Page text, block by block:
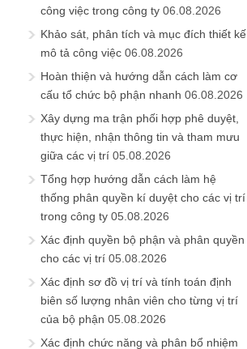
công việc trong công ty 06.08.2026
Khảo sát, phân tích và mục đích thiết kế
mô tả công việc 06.08.2026
Hoàn thiện và hướng dẫn cách làm cơ
cấu tổ chức bộ phận nhanh 06.08.2026
Xây dựng ma trận phối hợp phê duyệt,
thực hiện, nhận thông tin và tham mưu
giữa các vị trí 05.08.2026
Tổng hợp hướng dẫn cách làm hệ
thống phân quyền kí duyệt cho các vị trí
trong công ty 05.08.2026
Xác định quyền bộ phận và phân quyền
cho các vị trí 05.08.2026
Xác định sơ đồ vị trí và tính toán định
biên số lượng nhân viên cho từng vị trí
của bộ phận 05.08.2026
Xác định chức năng và phân bổ nhiệm